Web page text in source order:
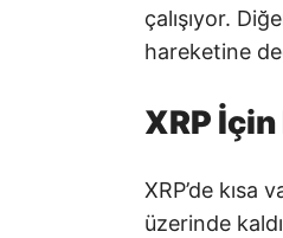
çalışıyor.
hareketine
XRP
XRP’de
üzerinde